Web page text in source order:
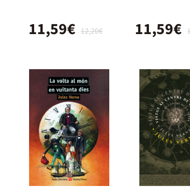
12,20€
11,59€ 11,59€